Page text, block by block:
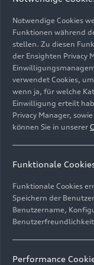
Fahraufnahme,
Farbe: Ascariblau
Bild-Nr: A244307
Rechte:
Impressum
Notwendige Cookies
Funktionen während
stellen. Zu diesen
der Ensighten Privacy
verwendet Cookies,
wenn ja, für welche
Einwilligung erteilt
Privacy Manager,
können Sie in unserer
Funktionale
Funktionale Cookies
Speichern der
Benutzername,
Performance